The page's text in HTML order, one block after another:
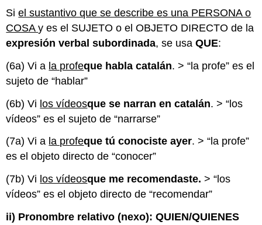
Siel sustantivo que se describe es una PERSONA o
COSAy es el SUJETO o el OBJETO DIRECTO de la
expresión verbal subordinada, se usaQUE:
(6a) Vi a la profeque habla catalán. > “la profe” es el
sujeto de “hablar”
(6b) Vi los vídeosque se narran en catalán. > “los
vídeos” es el sujeto de “narrarse”
(7a) Vi a la profeque tú conociste ayer. > “la profe”
es el objeto directo de “conocer”
(7b) Vi los vídeosque me recomendaste. > “los
vídeos” es el objeto directo de “recomendar”
ii) Pronombre relativo (nexo): QUIEN/QUIENES